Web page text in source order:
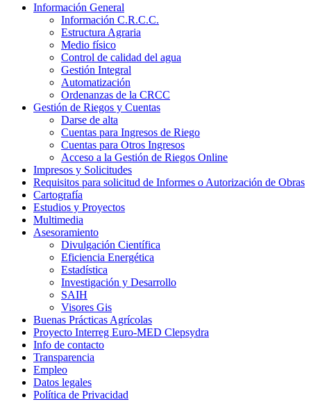
Información General
Información C.R.C.C.
Estructura Agraria
Medio físico
Control de calidad del agua
Gestión Integral
Automatización
Ordenanzas de la CRCC
Gestión de Riegos y Cuentas
Darse de alta
Cuentas para Ingresos de Riego
Cuentas para Otros Ingresos
Acceso a la Gestión de Riegos Online
Impresos y Solicitudes
Requisitos para solicitud de Informes o Autorización de Obras
Cartografía
Estudios y Proyectos
Multimedia
Asesoramiento
Divulgación Científica
Eficiencia Energética
Estadística
Investigación y Desarrollo
SAIH
Visores Gis
Buenas Prácticas Agrícolas
Proyecto Interreg Euro-MED Clepsydra
Info de contacto
Transparencia
Empleo
Datos legales
Política de Privacidad